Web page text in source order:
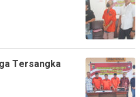
Tersangka